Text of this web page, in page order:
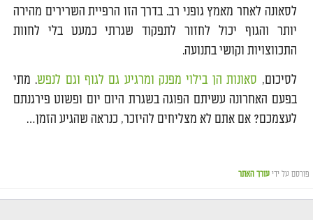
לסאונה לאחר מאמץ גופני רב. בדרך הזו הרפיית השרירים מהירה
יותר והגוף יכול לחזור לתפקוד שגרתי כמעט בלי לחוות
התכווצויות וקושי בתנועה.
לסיכום, סאונות הן בילוי מפנק ומרגיע גם לגוף וגם לנפש. מתי
בפעם האחרונה עשיתם הפוגה בשגרת היום יום ופשוט פירגנתם
לעצמכם? אם אתם לא מצליחים להיזכר, כנראה שהגיע הזמן…
פורסם על ידי עורך האתר